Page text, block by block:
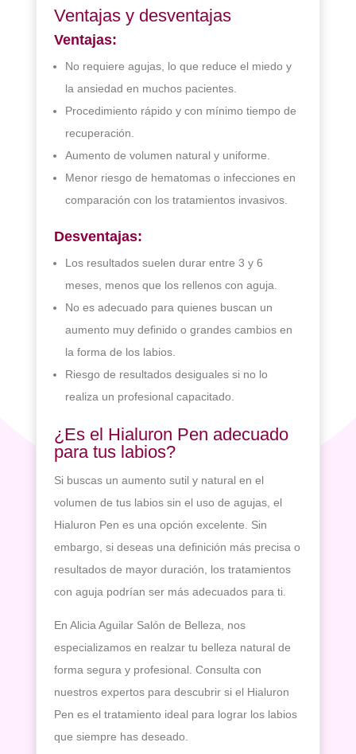
Ventajas y desventajas
Ventajas:
No requiere agujas, lo que reduce el miedo y
la ansiedad en muchos pacientes.
Procedimiento rápido y con mínimo tiempo de
recuperación.
Aumento de volumen natural y uniforme.
Menor riesgo de hematomas o infecciones en
comparación con los tratamientos invasivos.
Desventajas:
Los resultados suelen durar entre 3 y 6
meses, menos que los rellenos con aguja.
No es adecuado para quienes buscan un
aumento muy definido o grandes cambios en
la forma de los labios.
Riesgo de resultados desiguales si no lo
realiza un profesional capacitado.
¿Es el Hialuron Pen adecuado
para tus labios?
Si buscas un aumento sutil y natural en el
volumen de tus labios sin el uso de agujas, el
Hialuron Pen es una opción excelente. Sin
embargo, si deseas una definición más precisa o
resultados de mayor duración, los tratamientos
con aguja podrían ser más adecuados para ti.
En Alicia Aguilar Salón de Belleza, nos
especializamos en realzar tu belleza natural de
forma segura y profesional. Consulta con
nuestros expertos para descubrir si el Hialuron
Pen es el tratamiento ideal para lograr los labios
que siempre has deseado.